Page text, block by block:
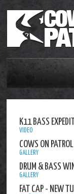
K11 BASS
VIDEO
COWS ON
GALLERY
DRUM & BASS
GALLERY
FAT CAP - NEW